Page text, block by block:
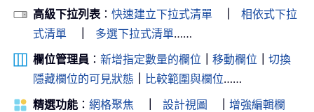
高級下拉列表 ： 快速建立下拉式清單
相依式下拉
式清單
多選下拉式清單……
欄位管理員 ： 新增指定數量的欄位 移動欄位
切換
隱藏欄位的可見狀態
比較範圍與欄位……
精選功能 ： 網格聚焦 設計視圖
增強編輯欄